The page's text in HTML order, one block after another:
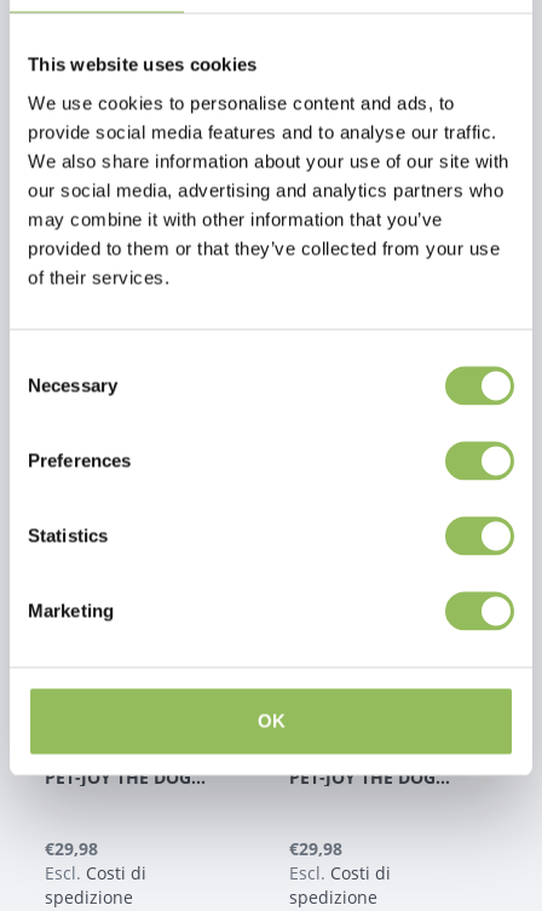
This website uses cookies
We use cookies to personalise content and ads, to
provide social media features and to analyse our traffic.
We also share information about your use of our site with
our social media, advertising and analytics partners who
may combine it with other information that you’ve
provided to them or that they’ve collected from your use
of their services.
Selection
Necessary
Preferences
Statistics
Marketing
OK
PET-JOY THE DOGGYBOWL METALLIC BLACK S
spedizione
PET-JOY THE DOGGYBOWL METALLIC PINK XL
PET-JOY THE DOGGYBOWL METALLIC BLUE XL
€29,98
Escl. Costi di
spedizione
PET-JOY THE DOGGYBOWL METALLIC GREEN XL
€29,98
Escl. Costi di
spedizione